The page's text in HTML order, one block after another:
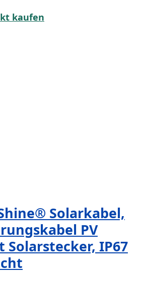
kaufen
Solarkabel,
PV
Solarstecker, IP67